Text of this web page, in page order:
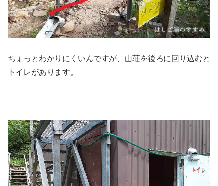
ちょっとわかりにくいんですが、山荘を後ろに回り込むと
トイレがあります。